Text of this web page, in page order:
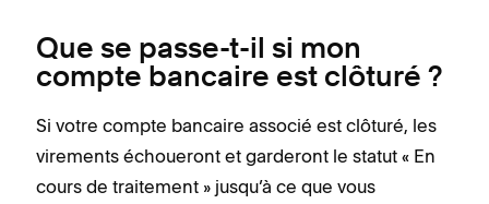
Que se passe-t-il si mon
compte bancaire est clôturé ?
Si votre compte bancaire associé est clôturé, les
virements échoueront et garderont le statut « En
cours de traitement » jusqu’à ce que vous